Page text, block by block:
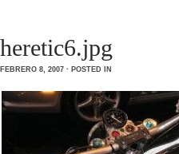
heretic6.jpg
FEBRERO 8, 2007 · POSTED IN